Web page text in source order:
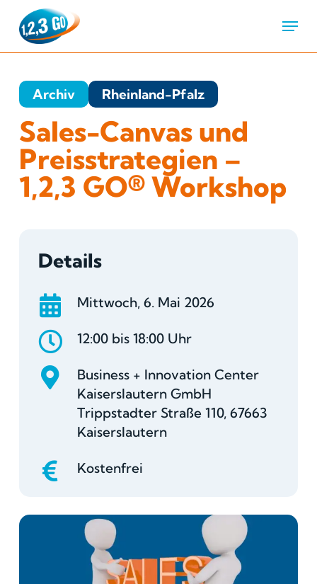
Menu
Archiv Rheinland-Pfalz
Sales-Canvas und
Preisstrategien –
1,2,3 GO® Workshop
Details
Mittwoch, 6. Mai 2026
12:00 bis 18:00 Uhr
Business + Innovation Center
Kaiserslautern GmbH
Trippstadter Straße 110, 67663
Kaiserslautern
Kostenfrei